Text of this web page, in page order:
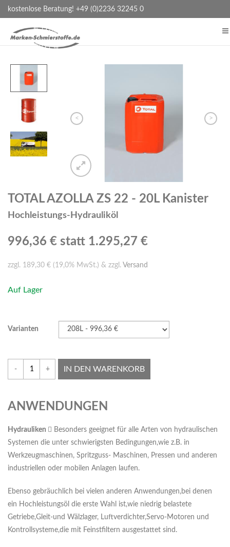
kostenlose Beratung! +49 (0)2236 32245 0
< >
TOTAL AZOLLA ZS 22 - 20L Kanister
Hochleistungs-Hydrauliköl
996,36 € statt 1.295,27 €
zzgl. 189,30 € (19,0% MwSt.) & zzgl. Versand
Auf Lager
Varianten
- + IN DEN WARENKORB
ANWENDUNGEN
Hyd rauliken  Besonders geeignet für alle Arten von hydraulischen
Systemen die unter schwierigsten Bedingungen,wie z.B. in
Werkzeugmaschinen, Spritzguss- Maschinen, Pressen und anderen
industriellen oder mobilen Anlagen laufen.
Ebenso gebräuchlich bei vielen anderen Anwendungen,bei denen
ein Hochleistungsöl die erste Wahl ist,wie niedrig belastete
Getriebe,Gleit-und Wälzlager, Luftverdichter,Servo-Motoren und
Kontrollsysteme,die mit Feinstfiltern ausgestattet sind.